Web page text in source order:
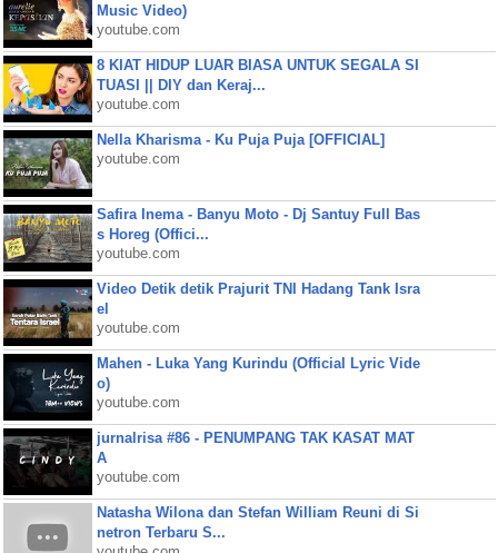
Music Video)
youtube.com
8 KIAT HIDUP LUAR BIASA UNTUK SEGALA SI
TUASI || DIY dan Keraj...
youtube.com
Nella Kharisma - Ku Puja Puja [OFFICIAL]
youtube.com
Safira Inema - Banyu Moto - Dj Santuy Full Bas
s Horeg (Offici...
youtube.com
Video Detik detik Prajurit TNI Hadang Tank Isra
el
youtube.com
Mahen - Luka Yang Kurindu (Official Lyric Vide
o)
youtube.com
jurnalrisa #86 - PENUMPANG TAK KASAT MAT
A
youtube.com
Natasha Wilona dan Stefan William Reuni di Si
netron Terbaru S...